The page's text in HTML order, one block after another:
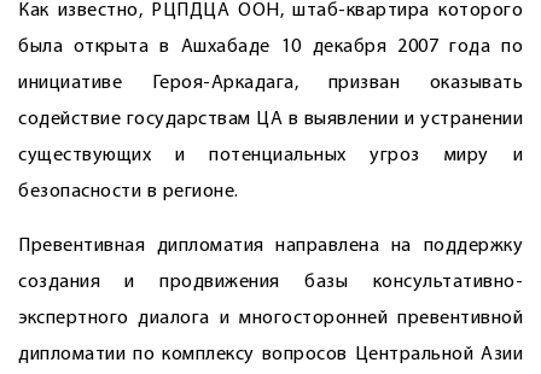
Как известно, РЦПДЦА ООН, штаб-квартира которого
была открыта в Ашхабаде 10 декабря 2007 года по
инициативе Героя-Аркадага, призван оказывать
содействие государствам ЦА в выявлении и устранении
существующих и потенциальных угроз миру и
безопасности в регионе.
Превентивная дипломатия направлена на поддержку
создания и продвижения базы консультативно-
экспертного диалога и многосторонней превентивной
дипломатии по комплексу вопросов Центральной Азии